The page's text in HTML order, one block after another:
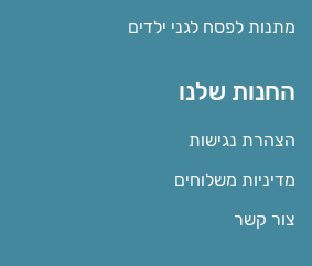
מתנות לפסח לגני ילדים
החנות שלנו
הצהרת נגישות
מדיניות משלוחים
צור קשר